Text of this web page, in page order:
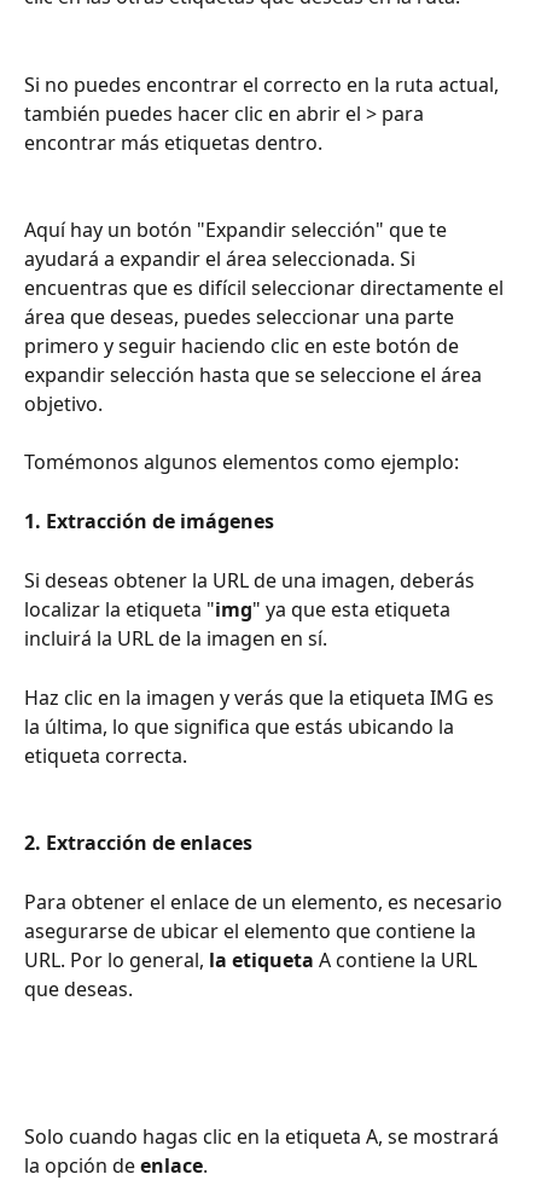
Si no puedes encontrar el correcto en la ruta actual,
también puedes hacer clic en abrir el > para
encontrar más etiquetas dentro.
Aquí hay un botón "Expandir selección" que te
ayudará a expandir el área seleccionada. Si
encuentras que es difícil seleccionar directamente el
área que deseas, puedes seleccionar una parte
primero y seguir haciendo clic en este botón de
expandir selección hasta que se seleccione el área
objetivo.
Tomémonos algunos elementos como ejemplo:
1. Extracción de imágenes
Si deseas obtener la URL de una imagen, deberás
localizar la etiqueta "img" ya que esta etiqueta
incluirá la URL de la imagen en sí.
Haz clic en la imagen y verás que la etiqueta IMG es
la última, lo que significa que estás ubicando la
etiqueta correcta.
2. Extracción de enlaces
Para obtener el enlace de un elemento, es necesario
asegurarse de ubicar el elemento que contiene la
URL. Por lo general, la etiqueta A contiene la URL
que deseas.
Solo cuando hagas clic en la etiqueta A, se mostrará
la opción de enlace.